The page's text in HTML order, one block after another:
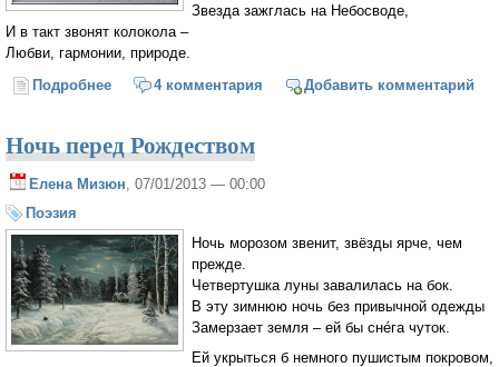
Звезда зажглась на Небосводе,
И в такт звонят колокола –
Любви, гармонии, природе.
Подробнее о Христос родился!
4 комментария Добавить комментарий
Ночь перед Рождеством
Елена Мизюн , 07/01/2013 — 00:00
Поэзия
Ночь морозом звенит, звёзды ярче, чем
прежде.
Четвертушка луны завалилась на бок.
В эту зимнюю ночь без привычной одежды
Замерзает земля – ей бы снéга чуток.
Ей укрыться б немного пушистым покровом,